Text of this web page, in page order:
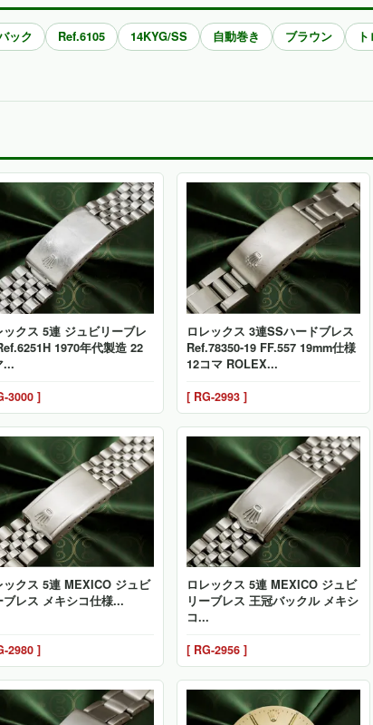
ック Ref.6105 14KYG/SS 自動巻き ブラウン
ックス 5連 ジュビリーブレ
1970年代製造 22
...
3000 ]
ロレックス 3連SSハードブレス
Ref.78350-19 FF.557 19mm仕様
12コマ ROLEX...
[ RG-2993 ]
ックス 5連 MEXICO ジュビ
ブレス メキシコ仕様...
2980 ]
ロレックス 5連 MEXICO ジュビ
リーブレス 王冠バックル メキシ
コ...
[ RG-2956 ]